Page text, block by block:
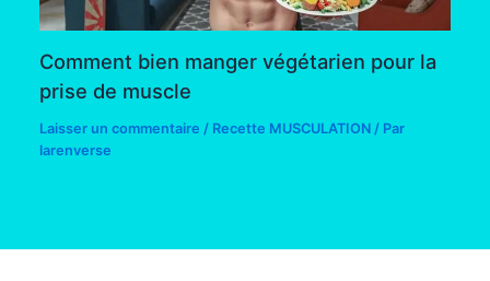
Comment bien manger végétarien pour la
prise de muscle
Laisser un commentaire / Recette MUSCULATION / Par
larenverse